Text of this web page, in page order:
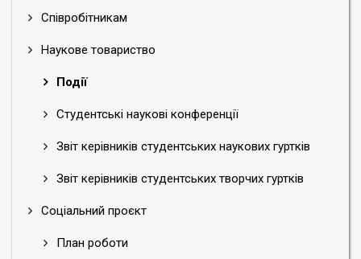
Співробітникам
Наукове товариство
Події
Студентські наукові конференції
Звіт керівників студентських наукових гуртків
Звіт керівників студентських творчих гуртків
Соціальний проєкт
План роботи